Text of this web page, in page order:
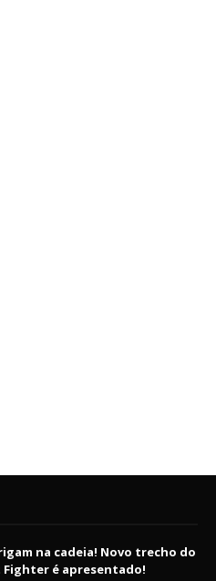
na cadeia! Novo trecho do
é apresentado!